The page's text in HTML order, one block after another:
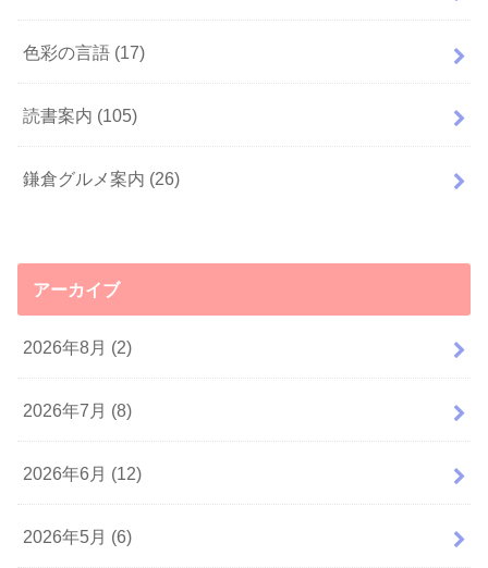
色彩の言語 (17)
読書案内 (105)
鎌倉グルメ案内 (26)
アーカイブ
2026年8月 (2)
2026年7月 (8)
2026年6月 (12)
2026年5月 (6)